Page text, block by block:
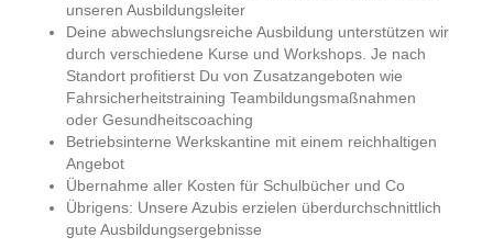
unseren Ausbildungsleiter
Deine abwechslungsreiche Ausbildung unterstützen wir
durch verschiedene Kurse und Workshops. Je nach
Standort profitierst Du von Zusatzangeboten wie
Fahrsicherheitstraining Teambildungsmaßnahmen
oder Gesundheitscoaching
Betriebsinterne Werkskantine mit einem reichhaltigen
Angebot
Übernahme aller Kosten für Schulbücher und Co
Übrigens: Unsere Azubis erzielen überdurchschnittlich
gute Ausbildungsergebnisse